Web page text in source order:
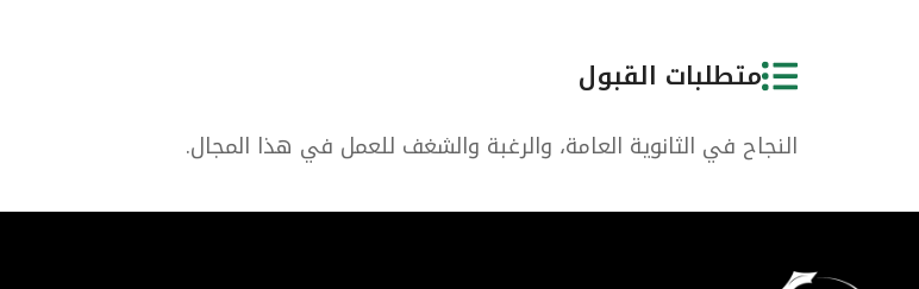
متطلبات القبول
النجاح في الثانوية العامة، والرغبة والشغف للعمل في هذا المجال.